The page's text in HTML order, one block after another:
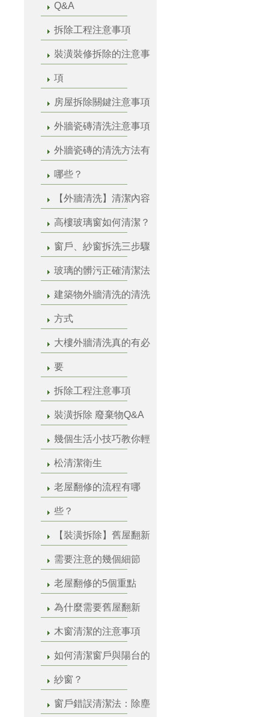
Q&A
拆除工程注意事項
裝潢裝修拆除的注意事
項
房屋拆除關鍵注意事項
外牆瓷磚清洗注意事項
外牆瓷磚的清洗方法有
哪些？
【外牆清洗】清潔內容
高樓玻璃窗如何清潔？
窗戶、紗窗拆洗三步驟
玻璃的髒污正確清潔法
建築物外牆清洗的清洗
方式
大樓外牆清洗真的有必
要
拆除工程注意事項
裝潢拆除 廢棄物Q&A
幾個生活小技巧教你輕
松清潔衛生
老屋翻修的流程有哪
些？
【裝潢拆除】舊屋翻新
需要注意的幾個細節
老屋翻修的5個重點
為什麼需要舊屋翻新
木窗清潔的注意事項
如何清潔窗戶與陽台的
紗窗？
窗戶錯誤清潔法：除塵